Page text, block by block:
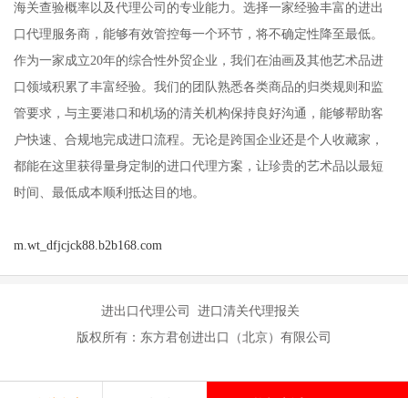
海关查验概率以及代理公司的专业能力。选择一家经验丰富的进出
口代理服务商，能够有效管控每一个环节，将不确定性降至最低。
作为一家成立20年的综合性外贸企业，我们在油画及其他艺术品进
口领域积累了丰富经验。我们的团队熟悉各类商品的归类规则和监
管要求，与主要港口和机场的清关机构保持良好沟通，能够帮助客
户快速、合规地完成进口流程。无论是跨国企业还是个人收藏家，
都能在这里获得量身定制的进口代理方案，让珍贵的艺术品以最短
时间、最低成本顺利抵达目的地。
m.wt_dfjcjck88.b2b168.com
进出口代理公司 进口清关代理报关
版权所有：东方君创进出口（北京）有限公司